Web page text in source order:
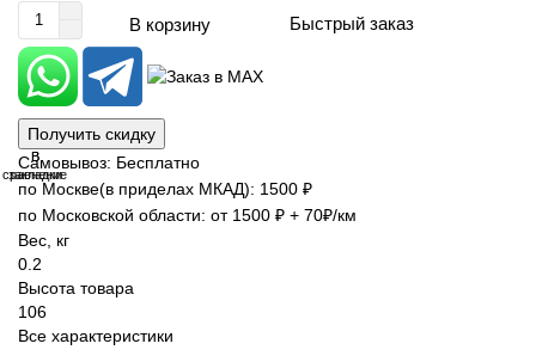
В корзину Быстрый заказ
Получить скидку
В
закладки
В
сравнение
Самовывоз: Бесплатно
по Москве(в приделах МКАД): 1500 ₽
по Московской области: от 1500 ₽ + 70₽/км
Вес, кг
0.2
Высота товара
106
Все характеристики